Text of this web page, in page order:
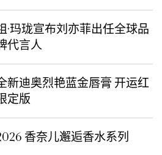
·玛珑宣布刘亦菲出任全球品
代言人
新迪奥烈艳蓝金唇膏 开运红
定版
香奈儿邂逅香水系列